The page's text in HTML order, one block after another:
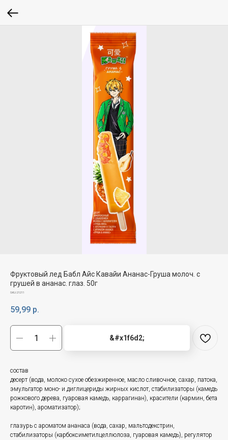
Фруктовый лед Бабл Айс Кавайи Ананас-Груша молоч. с
грушей в ананас. глаз. 50г
SKU:21211
59,99 р.
&#x1f6d2;
состав
десерт (вода, молоко сухое обезжиренное, масло сливочное, сахар, патока,
эмульгатор моно- и диглицериды жирных кислот, стабилизаторы (камедь
рожкового дерева, гуаровая камедь, каррагинан), красители (кармин, бета
каротин), ароматизатор);
глазурь с ароматом ананаса (вода, сахар, мальтодекстрин,
стабилизаторы (карбоксиметилцеллюлоза, гуаровая камедь), регулятор